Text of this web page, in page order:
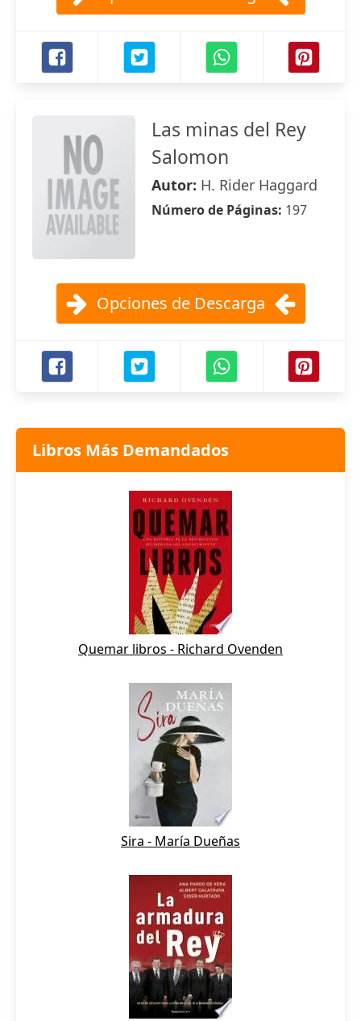
Las minas del Rey
Salomon
Autor: H. Rider Haggard
Número de Páginas: 197
Opciones de Descarga
Libros Más Demandados
Quemar libros - Richard Ovenden
Sira - María Dueñas